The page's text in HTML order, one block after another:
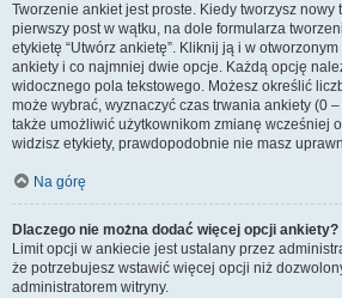
Tworzenie ankiet jest proste. Kiedy tworzysz nowy
pierwszy post w wątku, na dole formularza
etykietę “Utwórz ankietę”. Kliknij ją i w
ankiety i co najmniej dwie opcje. Każdą opcję
widocznego pola tekstowego. Możesz określić
może wybrać, wyznaczyć czas trwania ankiety (0
także umożliwić użytkownikom zmianę wcześniej
widzisz etykiety, prawdopodobnie nie masz
Na górę
Dlaczego nie można dodać więcej opcji ankiety?
Limit opcji w ankiecie jest ustalany przez
że potrzebujesz wstawić więcej opcji niż
administratorem witryny.